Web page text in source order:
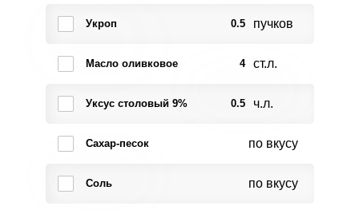
Укроп 0.5 пучков
Масло оливковое 4 ст.л.
Уксус столовый 9% 0.5 ч.л.
Сахар-песок по вкусу
Соль по вкусу